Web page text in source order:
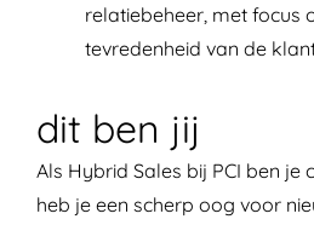
relatiebeheer, met focus
tevredenheid van de
dit ben jij
Als Hybrid Sales bij PCI ben je
heb je een scherp oog voor